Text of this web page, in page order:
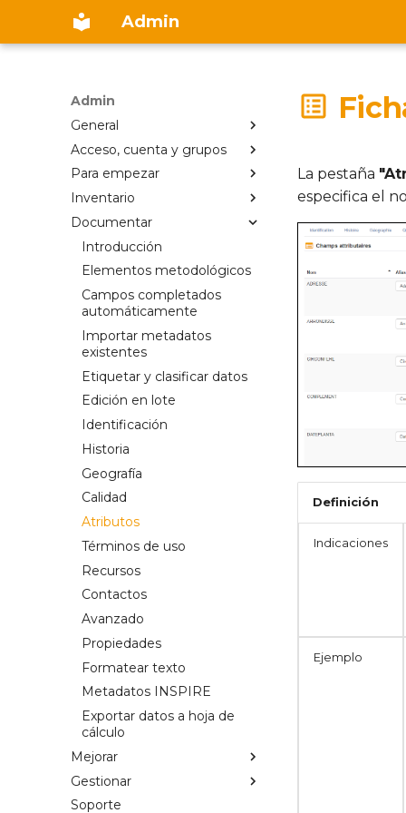
Admin
Admin
General
Introducción
Visión general
Requisitos previos
Inventario
Documentar
Compartir
Acceso, cuenta y grupos
Cuenta Isogeo
Registrarse
Iniciar sesión
Grupos de trabajo
Opciones
Información de contacto
Contraseñas
Para empezar
Para empezar
Interfaz global
Tablero
Interfaz de administración
Inventario
Búsqueda
Funcionalidades
Inventario
Inventario
Escanear datos geográficos
Escanear servicios
geográficos
Escanear servicios
geográficos
Inventario de servicios
Asociar capas de servicio y
datos
Preguntas frecuentes y
casos especiales
Recursos sobre
metadatos de servicios
Crear una hoja de
metadatos manual
Documentar
Introducción
Elementos metodológicos
Campos completados
automáticamente
Importar metadatos
existentes
Etiquetar y clasificar datos
Edición en lote
Identificación
Historia
Geografía
Calidad
Atributos
Términos de uso
Recursos
Contactos
Avanzado
Propiedades
Formatear texto
Metadatos INSPIRE
Exportar datos a hoja de
cálculo
Mejorar
Introducción
Vincular servicios
Gestionar
Introducción
Soporte
La pestaña
especifica el
Definición
Indicaciones
Ejemplo